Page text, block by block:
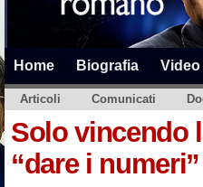
Home Biografia Video
Articoli Comunicati
Solo vincendo
“dare i